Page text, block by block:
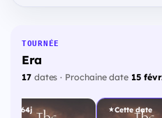
TOURNÉE
Era
17dates · Prochaine date 15
564j Cette date